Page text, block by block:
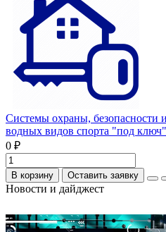
Системы охраны, безопасности
водных видов спорта "под ключ"
0 ₽
В корзину Оставить заявку
Новости и дайджест